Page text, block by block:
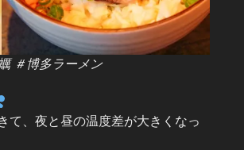
＃博多ラーメン
て、夜と昼の温度差が大きくなっ